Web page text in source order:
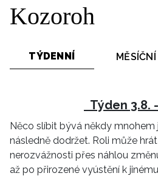
HOROSKOPY
Numerologie
slavných
ELLE BEAUTY LOUNGE
LÁSKA A SEX
Singles
Vy a
ELLE WOMEN AWARDS
ELLE DECORATION
Kozoroh
TÝDENNÍ MĚSÍČNÍ
Týden 3.8.
Něco slíbit bývá někdy mnohem
následně dodržet. Roli může
nerozvážnosti přes náhlou
až po přirozené vyústění k